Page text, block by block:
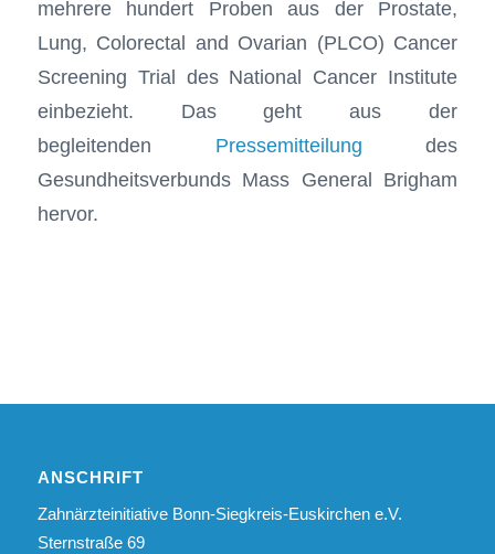
mehrere hundert Proben aus der Prostate,
Lung, Colorectal and Ovarian (PLCO) Cancer
Screening Trial des National Cancer Institute
einbezieht. Das geht aus der
begleitenden Pressemitteilung des
Gesundheitsverbunds Mass General Brigham
hervor.
ANSCHRIFT
Zahnärzteinitiative Bonn-Siegkreis-Euskirchen e.V.
Sternstraße 69